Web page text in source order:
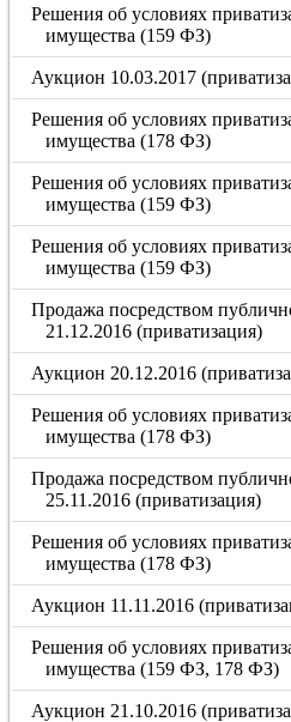
Решения об условиях
имущества (159 ФЗ)
Аукцион 10.03.2017
Решения об условиях
имущества (178 ФЗ)
Решения об условиях
имущества (159 ФЗ)
Решения об условиях
имущества (159 ФЗ)
Продажа посредством
21.12.2016 (приватизация)
Аукцион 20.12.2016
Решения об условиях
имущества (178 ФЗ)
Продажа посредством
25.11.2016 (приватизация)
Решения об условиях
имущества (178 ФЗ)
Аукцион 11.11.2016
Решения об условиях
имущества (159 ФЗ, 178 ФЗ)
Аукцион 21.10.2016